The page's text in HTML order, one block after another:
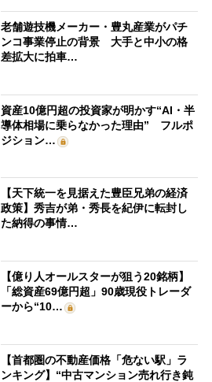
老舗遊技機メーカー・豊丸産業がパチ
ンコ事業停止の背景 大手と中小の格
差拡大に拍車…
資産10億円超の投資家が明かす“AI・半
導体相場に乗らなかった理由” フルポ
ジション…
【天下統一を見据えた豊臣兄弟の経済
政策】秀吉が弟・秀長を紀伊に転封し
た納得の事情…
【億り人オールスターが狙う20銘柄】
「総資産69億円超」90歳現役トレーダ
ーから“10…
【首都圏の不動産価格「危ない駅」ラ
ンキング】“中古マンション売れ行き鈍